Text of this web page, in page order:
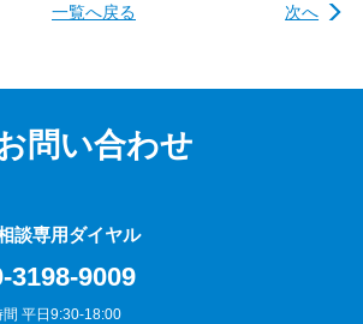
一覧へ戻る 次へ
問い合わせ
談専用ダイヤル
3198-9009
間 平日9:30-18:00